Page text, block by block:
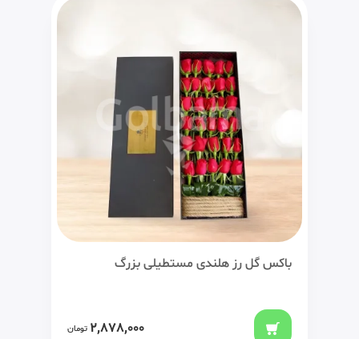
باکس گل رز هلندی مستطیلی بزرگ
2,878,000 تومان